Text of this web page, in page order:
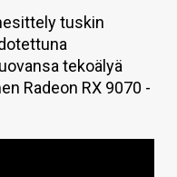
tuskin
tekoälyä
Radeon RX 9070 -